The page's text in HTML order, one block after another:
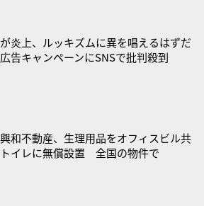
炎上、ルッキズムに異を唱えるはずだ
告キャンペーンにSNSで批判殺到
和不動産、生理用品をオフィスビル共
イレに無償設置 全国の物件で